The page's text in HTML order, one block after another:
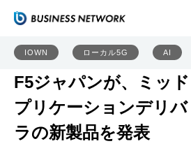
IOWN ローカル5G AI
F5ジャパンが、ミッ
プリケーションデリ
ラの新製品を発表